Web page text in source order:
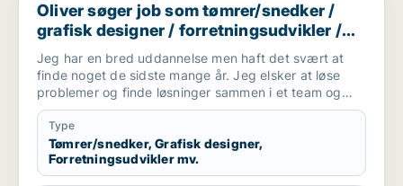
Oliver søger job som tømrer/snedker /
grafisk designer / forretningsudvikler /
kreativ medarbejder / driftsleder
Jeg har en bred uddannelse men haft det svært at
finde noget de sidste mange år. Jeg elsker at løse
problemer og finde løsninger sammen i et team og
alene.
Jeg er akademisk men også hands on (ingeniør og
snedker). Jeg har laved forskellige tømre arbejde
privat, arbejder forskellige produktions virksomheder,
kan bruge mine hænder, læse og laver tekniske
Type
Tømrer/snedker, Grafisk designer,
Forretningsudvikler mv.